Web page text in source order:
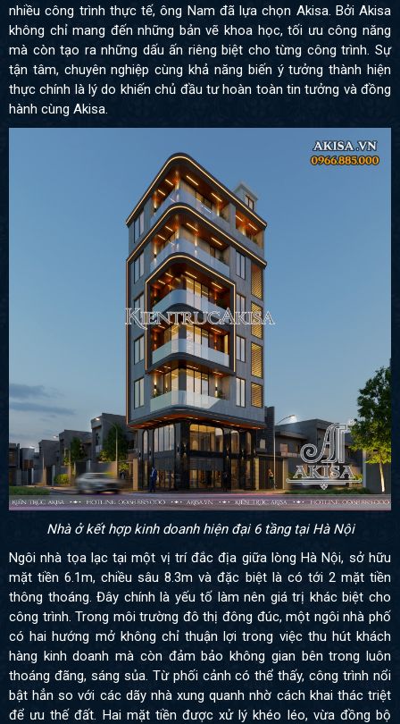
nhiều công trình thực tế, ông Nam đã lựa chọn Akisa. Bởi Akisa
không chỉ mang đến những bản vẽ khoa học, tối ưu công năng
mà còn tạo ra những dấu ấn riêng biệt cho từng công trình. Sự
tận tâm, chuyên nghiệp cùng khả năng biến ý tưởng thành hiện
thực chính là lý do khiến chủ đầu tư hoàn toàn tin tưởng và đồng
hành cùng Akisa.
Nhà ở kết hợp kinh doanh hiện đại 6 tầng tại Hà Nội
Ngôi nhà tọa lạc tại một vị trí đắc địa giữa lòng Hà Nội, sở hữu
mặt tiền 6.1m, chiều sâu 8.3m và đặc biệt là có tới 2 mặt tiền
thông thoáng. Đây chính là yếu tố làm nên giá trị khác biệt cho
công trình. Trong môi trường đô thị đông đúc, một ngôi nhà phố
có hai hướng mở không chỉ thuận lợi trong việc thu hút khách
hàng kinh doanh mà còn đảm bảo không gian bên trong luôn
thoáng đãng, sáng sủa. Từ phối cảnh có thể thấy, công trình nổi
bật hẳn so với các dãy nhà xung quanh nhờ cách khai thác triệt
để ưu thế đất. Hai mặt tiền được xử lý khéo léo, vừa đồng bộ